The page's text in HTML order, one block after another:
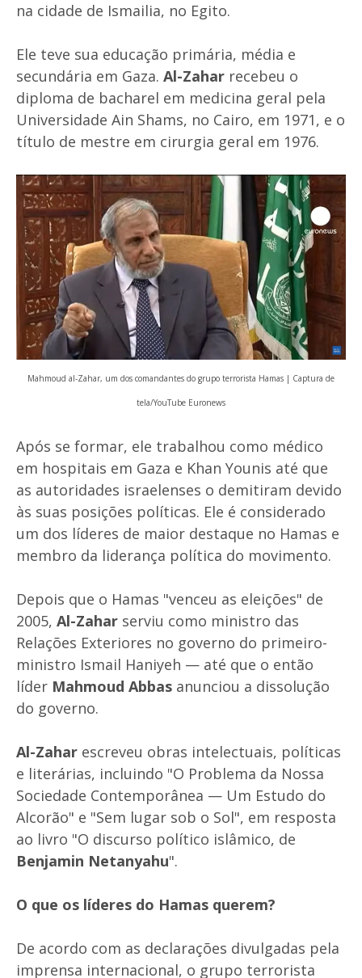
na cidade de Ismailia, no Egito.
Ele teve sua educação primária, média e
secundária em Gaza. Al-Zahar recebeu o
diploma de bacharel em medicina geral pela
Universidade Ain Shams, no Cairo, em 1971, e o
título de mestre em cirurgia geral em 1976.
Mahmoud al-Zahar, um dos comandantes do grupo terrorista Hamas | Captura de
tela/YouTube Euronews
Após se formar, ele trabalhou como médico
em hospitais em Gaza e Khan Younis até que
as autoridades israelenses o demitiram devido
às suas posições políticas. Ele é considerado
um dos líderes de maior destaque no Hamas e
membro da liderança política do movimento.
Depois que o Hamas "venceu as eleições" de
2005, Al-Zahar serviu como ministro das
Relações Exteriores no governo do primeiro-
ministro Ismail Haniyeh — até que o então
líder Mahmoud Abbas anunciou a dissolução
do governo.
Al-Zahar escreveu obras intelectuais, políticas
e literárias, incluindo "O Problema da Nossa
Sociedade Contemporânea — Um Estudo do
Alcorão" e "Sem lugar sob o Sol", em resposta
ao livro "O discurso político islâmico, de
Benjamin Netanyahu".
O que os líderes do Hamas querem?
De acordo com as declarações divulgadas pela
imprensa internacional, o grupo terrorista